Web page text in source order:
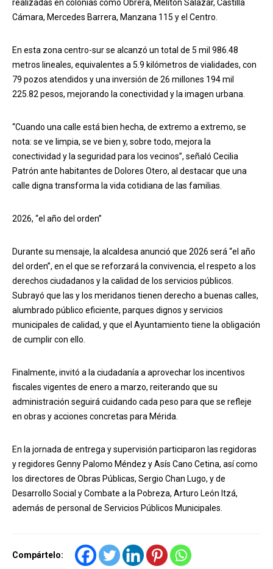
realizadas en colonias como Obrera, Melitón Salazar, Castilla
Cámara, Mercedes Barrera, Manzana 115 y el Centro.
En esta zona centro-sur se alcanzó un total de 5 mil 986.48
metros lineales, equivalentes a 5.9 kilómetros de vialidades, con
79 pozos atendidos y una inversión de 26 millones 194 mil
225.82 pesos, mejorando la conectividad y la imagen urbana.
“Cuando una calle está bien hecha, de extremo a extremo, se
nota: se ve limpia, se ve bien y, sobre todo, mejora la
conectividad y la seguridad para los vecinos”, señaló Cecilia
Patrón ante habitantes de Dolores Otero, al destacar que una
calle digna transforma la vida cotidiana de las familias.
2026, “el año del orden”
Durante su mensaje, la alcaldesa anunció que 2026 será “el año
del orden”, en el que se reforzará la convivencia, el respeto a los
derechos ciudadanos y la calidad de los servicios públicos.
Subrayó que las y los meridanos tienen derecho a buenas calles,
alumbrado público eficiente, parques dignos y servicios
municipales de calidad, y que el Ayuntamiento tiene la obligación
de cumplir con ello.
Finalmente, invitó a la ciudadanía a aprovechar los incentivos
fiscales vigentes de enero a marzo, reiterando que su
administración seguirá cuidando cada peso para que se refleje
en obras y acciones concretas para Mérida.
En la jornada de entrega y supervisión participaron las regidoras
y regidores Genny Palomo Méndez y Asís Cano Cetina, así como
los directores de Obras Públicas, Sergio Chan Lugo, y de
Desarrollo Social y Combate a la Pobreza, Arturo León Itzá,
además de personal de Servicios Públicos Municipales.
Compártelo: